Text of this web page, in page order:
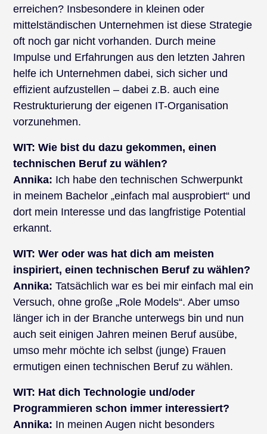
erreichen? Insbesondere in kleinen oder
mittelständischen Unternehmen ist diese Strategie
oft noch gar nicht vorhanden. Durch meine
Impulse und Erfahrungen aus den letzten Jahren
helfe ich Unternehmen dabei, sich sicher und
effizient aufzustellen – dabei z.B. auch eine
Restrukturierung der eigenen IT-Organisation
vorzunehmen.
WIT: Wie bist du dazu gekommen, einen
technischen Beruf zu wählen?
Annika: Ich habe den technischen Schwerpunkt
in meinem Bachelor „einfach mal ausprobiert“ und
dort mein Interesse und das langfristige Potential
erkannt.
WIT: Wer oder was hat dich am meisten
inspiriert, einen technischen Beruf zu wählen?
Annika: Tatsächlich war es bei mir einfach mal ein
Versuch, ohne große „Role Models“. Aber umso
länger ich in der Branche unterwegs bin und nun
auch seit einigen Jahren meinen Beruf ausübe,
umso mehr möchte ich selbst (junge) Frauen
ermutigen einen technischen Beruf zu wählen.
WIT: Hat dich Technologie und/oder
Programmieren schon immer interessiert?
Annika: In meinen Augen nicht besonders